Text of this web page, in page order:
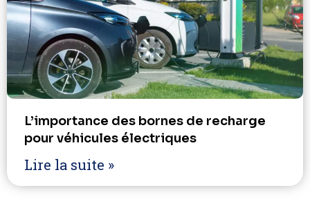
L’importance des bornes de recharge
pour véhicules électriques
Lire la suite »